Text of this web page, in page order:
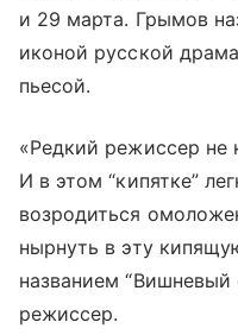
и 29 марта. Грымов
иконой русской
пьесой.
«Редкий режиссер не
И в этом “кипятке”
возродиться
нырнуть в эту
названием
режиссер.